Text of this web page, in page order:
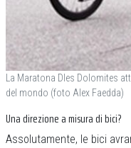
La Maratona Dles Dolomites
del mondo (foto Alex Faedda)
Una direzione a misura di bici?
Assolutamente, le bici